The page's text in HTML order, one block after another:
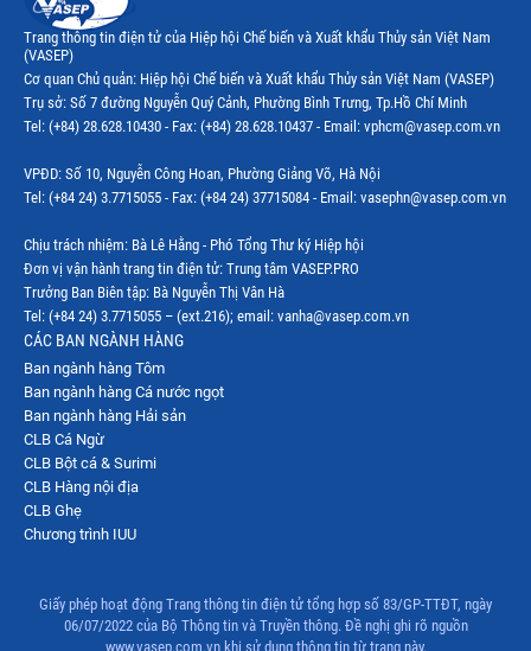
Thị trường Ecuador
Thị trường EU
Thị trường Indonesia
Thị trường Mỹ
Thị trường Nga
Thị trường Hàn Quốc
Thị trường Nhật Bản
Thị trường Thái Lan
Thị trường Trung Quốc
Thị trường Philippines
Thị trường Tây Ban Nha
Thị trường thủy sản khác
Trang thông tin điện tử của Hiệp hội Chế biến và Xuất khẩu Thủy sản Việt Nam
(VASEP)
Cơ quan Chủ quản: Hiệp hội Chế biến và Xuất khẩu Thủy sản Việt Nam (VASEP)
Trụ sở: Số 7 đường Nguyễn Quý Cảnh, Phường Bình Trưng, Tp.Hồ Chí Minh
Tel: (+84) 28.628.10430 - Fax: (+84) 28.628.10437 - Email: vphcm@vasep.com.vn
VPĐD: Số 10, Nguyễn Công Hoan, Phường Giảng Võ, Hà Nội
Tel: (+84 24) 3.7715055 - Fax: (+84 24) 37715084 - Email: vasephn@vasep.com.vn
Chịu trách nhiệm: Bà Lê Hằng - Phó Tổng Thư ký Hiệp hội
Đơn vị vận hành trang tin điện tử: Trung tâm VASEP.PRO
Trưởng Ban Biên tập: Bà Nguyễn Thị Vân Hà
Tel: (+84 24) 3.7715055 – (ext.216); email: vanha@vasep.com.vn
CÁC BAN NGÀNH HÀNG
Ban ngành hàng Tôm
Ban ngành hàng Cá nước ngọt
Ban ngành hàng Hải sản
CLB Cá Ngừ
CLB Bột cá & Surimi
CLB Hàng nội địa
CLB Ghẹ
Chương trình IUU
Giấy phép hoạt động Trang thông tin điện tử tổng hợp số 83/GP-TTĐT, ngày
06/07/2022 của Bộ Thông tin và Truyền thông. Đề nghị ghi rõ nguồn
www.vasep.com.vn khi sử dụng thông tin từ trang này.